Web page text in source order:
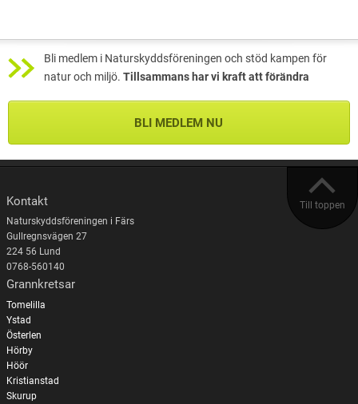
Bli medlem i Naturskyddsföreningen och stöd kampen för
natur och miljö. Tillsammans har vi kraft att förändra
BLI MEDLEM NU
Till toppen
Kontakt
Naturskyddsföreningen i Färs
Gullregnsvägen 27
224 56 Lund
0768-560140
Grannkretsar
Tomelilla
Ystad
Österlen
Hörby
Höör
Kristianstad
Skurup